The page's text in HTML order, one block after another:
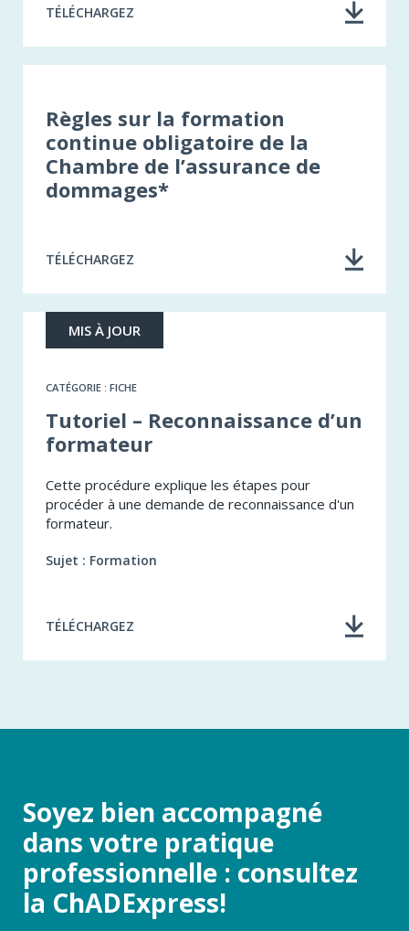
TÉLÉCHARGEZ
Règles sur la formation
continue obligatoire de la
Chambre de l’assurance de
dommages*
TÉLÉCHARGEZ
MIS À JOUR
CATÉGORIE : FICHE
Tutoriel – Reconnaissance d’un
formateur
Cette procédure explique les étapes pour
procéder à une demande de reconnaissance d'un
formateur.
Sujet : Formation
TÉLÉCHARGEZ
Soyez bien accompagné
dans votre pratique
professionnelle : consultez
la ChADExpress!